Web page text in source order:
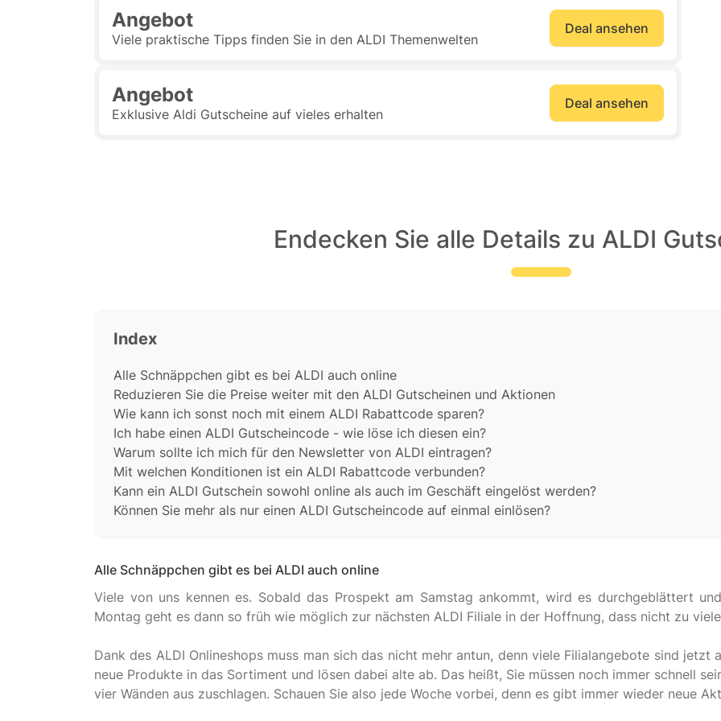
Angebot
Viele praktische Tipps finden Sie in den ALDI Themenwelten
Deal ansehen
Angebot
Exklusive Aldi Gutscheine auf vieles erhalten
Deal ansehen
Endecken Sie alle Details zu ALDI
Index
Alle Schnäppchen gibt es bei ALDI auch online
Reduzieren Sie die Preise weiter mit den ALDI Gutscheinen und Aktionen
Wie kann ich sonst noch mit einem ALDI Rabattcode sparen?
Ich habe einen ALDI Gutscheincode - wie löse ich diesen ein?
Warum sollte ich mich für den Newsletter von ALDI eintragen?
Mit welchen Konditionen ist ein ALDI Rabattcode verbunden?
Kann ein ALDI Gutschein sowohl online als auch im Geschäft eingelöst werden?
Können Sie mehr als nur einen ALDI Gutscheincode auf einmal einlösen?
Alle Schnäppchen gibt es bei ALDI auch online
Viele von uns kennen es. Sobald das Prospekt am Samstag ankommt, wird es durchgeblättert
Montag geht es dann so früh wie möglich zur nächsten ALDI Filiale in der Hoffnung, dass nicht zu
Dank des ALDI Onlineshops muss man sich das nicht mehr antun, denn viele Filialangebote sind jetzt
neue Produkte in das Sortiment und lösen dabei alte ab. Das heißt, Sie müssen noch immer schnell
vier Wänden aus zuschlagen. Schauen Sie also jede Woche vorbei, denn es gibt immer wieder neue